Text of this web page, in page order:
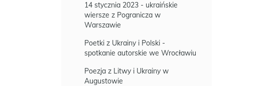
14 stycznia 2023 - ukraińskie
wiersze z Pogranicza w
Warszawie
Poetki z Ukrainy i Polski -
spotkanie autorskie we Wrocławiu
Poezja z Litwy i Ukrainy w
Augustowie